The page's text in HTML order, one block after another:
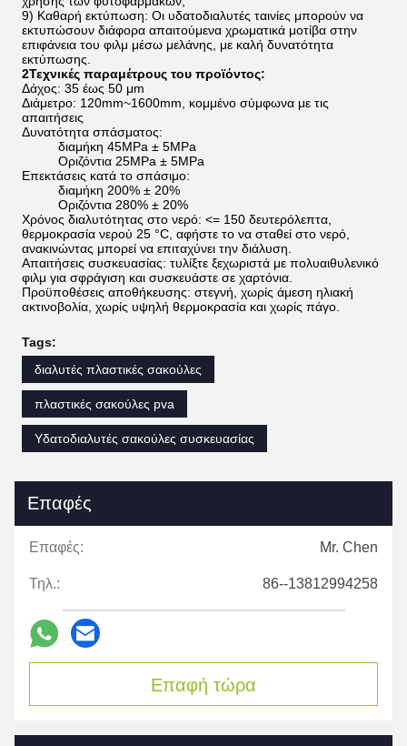
9) Καθαρή εκτύπωση: Οι υδατοδιαλυτές ταινίες μπορούν να
εκτυπώσουν διάφορα απαιτούμενα χρωματικά μοτίβα στην
επιφάνεια του φιλμ μέσω μελάνης, με καλή δυνατότητα
εκτύπωσης.
2Τεχνικές παραμέτρους του προϊόντος:
Δάχος: 35 έως 50 μm
Διάμετρο: 120mm~1600mm, κομμένο σύμφωνα με τις
απαιτήσεις
Δυνατότητα σπάσματος:
διαμήκη 45MPa ± 5MPa
Οριζόντια 25MPa ± 5MPa
Επεκτάσεις κατά το σπάσιμο:
διαμήκη 200% ± 20%
Οριζόντια 280% ± 20%
Χρόνος διαλυτότητας στο νερό: <= 150 δευτερόλεπτα,
θερμοκρασία νερού 25 °C, αφήστε το να σταθεί στο νερό,
ανακινώντας μπορεί να επιταχύνει την διάλυση.
Απαιτήσεις συσκευασίας: τυλίξτε ξεχωριστά με πολυαιθυλενικό
φιλμ για σφράγιση και συσκευάστε σε χαρτόνια.
Προϋποθέσεις αποθήκευσης: στεγνή, χωρίς άμεση ηλιακή
ακτινοβολία, χωρίς υψηλή θερμοκρασία και χωρίς πάγο.
Tags:
διαλυτές πλαστικές σακούλες
πλαστικές σακούλες pva
Υδατοδιαλυτές σακούλες συσκευασίας
Επαφές
Επαφές: Mr. Chen
Τηλ.: 86--13812994258
Επαφή τώρα